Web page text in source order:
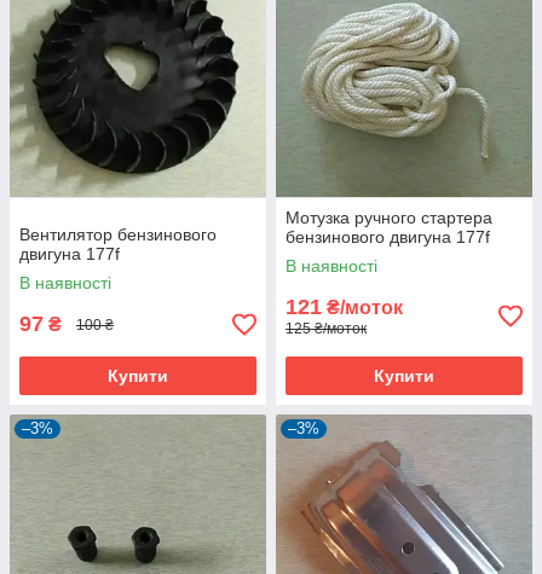
Вентилятор бензинового
двигуна 177f
В наявності
97 ₴ 100 ₴
Купити
Мотузка ручного стартера
бензинового двигуна 177f
В наявності
121 ₴/моток
125 ₴/моток
Купити
–3% –3%